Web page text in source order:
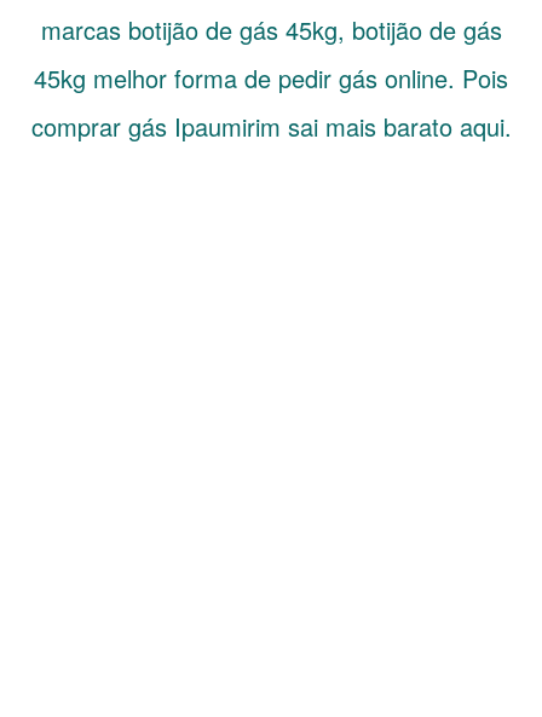
marcas botijão de gás 45kg, botijão de gás
45kg melhor forma de pedir gás online. Pois
comprar gás Ipaumirim sai mais barato aqui.